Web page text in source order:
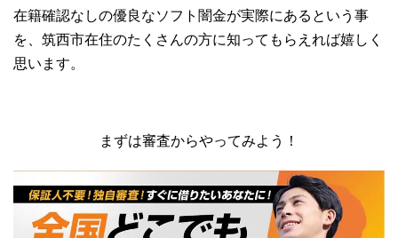
在籍確認なしの優良なソフト闇金が実際にあるという事
を、筑西市在住のたくさんの方に知ってもらえれば嬉しく
思います。
まずは審査からやってみよう！